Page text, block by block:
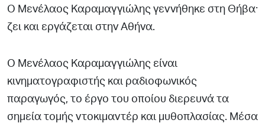
Ο Μενέλαος Καραμαγγιώλης γεννήθηκε στη Θήβα·
ζει και εργάζεται στην Αθήνα.
Ο Μενέλαος Καραμαγγιώλης είναι
κινηματογραφιστής και ραδιοφωνικός
παραγωγός, το έργο του οποίου διερευνά τα
σημεία τομής ντοκιμαντέρ και μυθοπλασίας. Μέσα